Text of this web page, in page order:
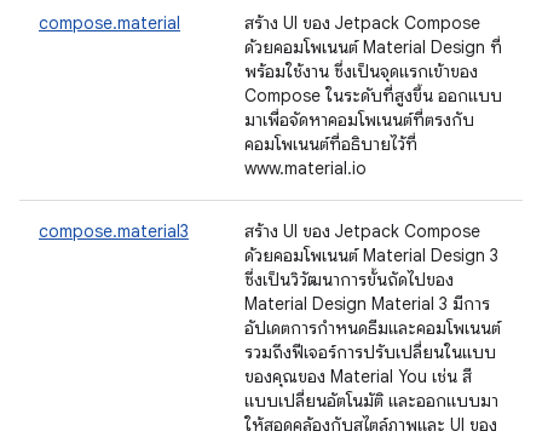
compose.material
สร้าง UI ของ Jetpack Compose
ด้วยคอมโพเนนต์ Material Design ที่
พร้อมใช้งาน ซึ่งเป็นจุดแรกเข้าของ
Compose ในระดับที่สูงขึ้น ออกแบบ
มาเพื่อจัดหาคอมโพเนนต์ที่ตรงกับ
คอมโพเนนต์ที่อธิบายไว้ที่
www.material.io
compose.material3
สร้าง UI ของ Jetpack Compose
ด้วยคอมโพเนนต์ Material Design 3
ซึ่งเป็นวิวัฒนาการขั้นถัดไปของ
Material Design Material 3 มีการ
อัปเดตการกำหนดธีมและคอมโพเนนต์
รวมถึงฟีเจอร์การปรับเปลี่ยนในแบบ
ของคุณของ Material You เช่น สี
แบบเปลี่ยนอัตโนมัติ และออกแบบมา
ให้สอดคล้องกับสไตล์ภาพและ UI ของ